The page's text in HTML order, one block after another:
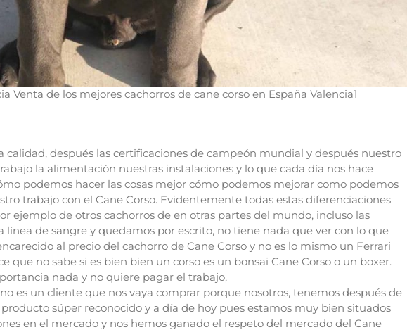
Venta de los mejores cachorros de cane corso en España Valencia1
calidad, después las certificaciones de campeón mundial y después nuestro
la alimentación nuestras instalaciones y lo que cada día nos hace
podemos hacer las cosas mejor cómo podemos mejorar como podemos
trabajo con el Cane Corso. Evidentemente todas estas diferenciaciones
ejemplo de otros cachorros de en otras partes del mundo, incluso las
de sangre y quedamos por escrito, no tiene nada que ver con lo que
al precio del cachorro de Cane Corso y no es lo mismo un Ferrari
que no sabe si es bien bien un corso es un bonsai Cane Corso o un boxer.
nada y no quiere pagar el trabajo,
es un cliente que nos vaya comprar porque nosotros, tenemos después de
súper reconocido y a día de hoy pues estamos muy bien situados
en el mercado y nos hemos ganado el respeto del mercado del Cane